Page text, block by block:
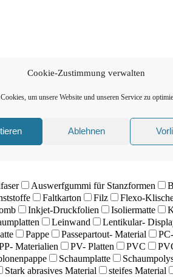
Cookie-Zustimmung verwalten
um unsere Website und unseren Service zu
Ablehnen
Auswerfgummi für Stanzformen
Faltkarton Filz Flexo-
Inkjet-Druckfolien Isoliermatte
Leinwand Lentikular-
Pappe Passepartout- Material
Materialien PV- Platten PVC
Schaumplatte
Stark abrasives Material steifes Material